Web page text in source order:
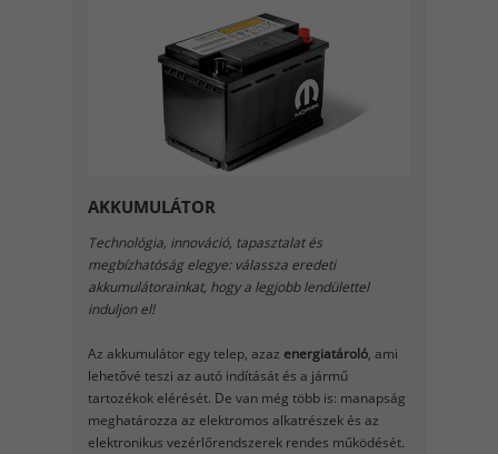
AKKUMULÁTOR
Technológia, innováció, tapasztalat és
megbízhatóság elegye: válassza eredeti
akkumulátorainkat, hogy a legjobb lendülettel
induljon el!
Az akkumulátor egy telep, azaz energiatároló, ami
lehetővé teszi az autó indítását és a jármű
tartozékok elérését. De van még több is: manapság
meghatározza az elektromos alkatrészek és az
elektronikus vezérlőrendszerek rendes működését.